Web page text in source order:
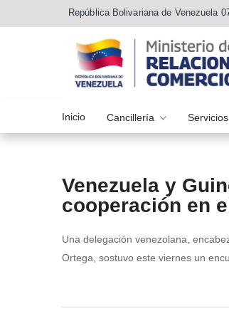
República Bolivariana de Venezuela
Inicio Cancillería Servicios
Venezuela y
cooperación en
Una delegación venezolana,
Ortega, sostuvo este viernes un